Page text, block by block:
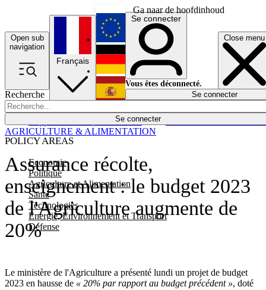
Ga naar de hoofdinhoud
Open sub
navigation
Close menu
Recherche
Se connecter
POLICY AREAS
Economie
Politique
Agriculture et Alimentation
Santé
Technologies
Energie, Environnement et Transport
Défense
Économie
Français
English
Deutsch
Español
Se connecter
Vous êtes déconnecté.
Se connecter
Assurance récolte,
enseignement : le budget 2023
de l'Agriculture augmente de
20%
Le ministère de l'Agriculture a présenté lundi un projet de budget
2023 en hausse de « 20% par rapport au budget précédent », doté
AGRICULTURE & ALIMENTATION